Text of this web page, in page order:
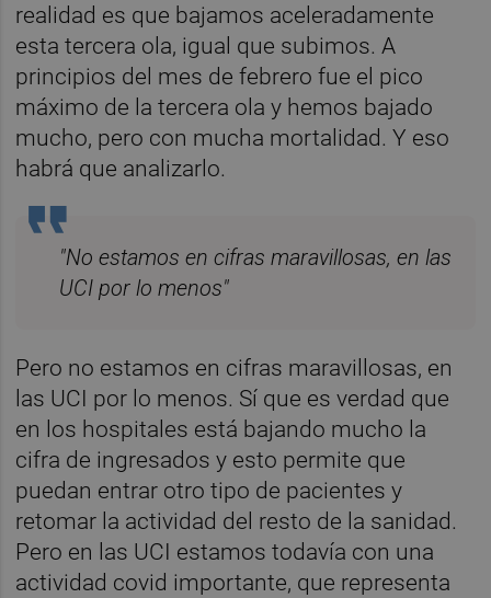
realidad es que bajamos aceleradamente
esta tercera ola, igual que subimos. A
principios del mes de febrero fue el pico
máximo de la tercera ola y hemos bajado
mucho, pero con mucha mortalidad. Y eso
habrá que analizarlo.
"No estamos en cifras maravillosas, en las
UCI por lo menos"
Pero no estamos en cifras maravillosas, en
las UCI por lo menos. Sí que es verdad que
en los hospitales está bajando mucho la
cifra de ingresados y esto permite que
puedan entrar otro tipo de pacientes y
retomar la actividad del resto de la sanidad.
Pero en las UCI estamos todavía con una
actividad covid importante, que representa